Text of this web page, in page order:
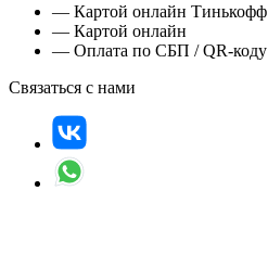
— Картой онлайн Тинькофф
— Картой онлайн
— Оплата по СБП / QR-коду
Связаться с нами